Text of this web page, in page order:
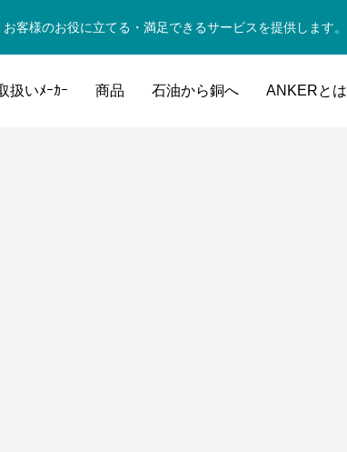
客様のお役に立てる・満足できるサービスを提供します。
扱いﾒｰｶｰ 商品 石油から銅へ ANKERとは